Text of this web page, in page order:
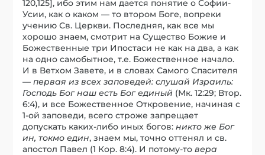
120,125], ибо этим нам дается понятие о Софии-
Усии, как о каком — то втором Боге, вопреки
учению Св. Церкви. Последняя, как все мы
хорошо знаем, смотрит на Существо Божие и
Божественные три Ипостаси не как на два, а как
на одно самобытное, т.е. Божественное начало.
И в Ветхом Завете, и в словах Самого Спасителя
—первая из всех заповедей: слушай Израиль:
Господь Бог наш есть Бог единый (Мк. 12:29; Втор.
6:4), и все Божественное Откровение, начиная с
1-ой заповеди, всего строже запрещает
допускать каких-либо иных богов:никто же Бог
ин, токмо един, знаем мы, точно оттенял и св.
апостол Павел (1 Кор. 8:4). И потому-товера